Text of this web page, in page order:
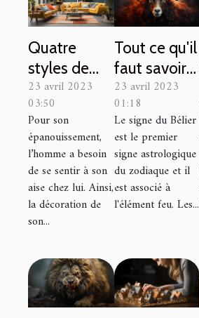
Quatre
styles de
décoration
pour votre
intérieur.
23 avril 2023
03:50
Pour son
épanouissement,
l’homme a besoin
de se sentir à son
aise chez lui. Ainsi,
la décoration de
son...
Tout ce qu'il
faut savoir
sur le signe
du Bélier
23 avril 2023
01:18
Le signe du Bélier
est le premier
signe astrologique
du zodiaque et il
est associé à
l'élément feu. Les...